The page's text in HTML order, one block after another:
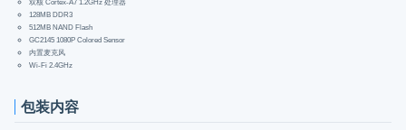
128MB DDR3
512MB NAND Flash
GC2145 1080P Colored Sensor
内置麦克风
Wi-Fi 2.4GHz
包装内容